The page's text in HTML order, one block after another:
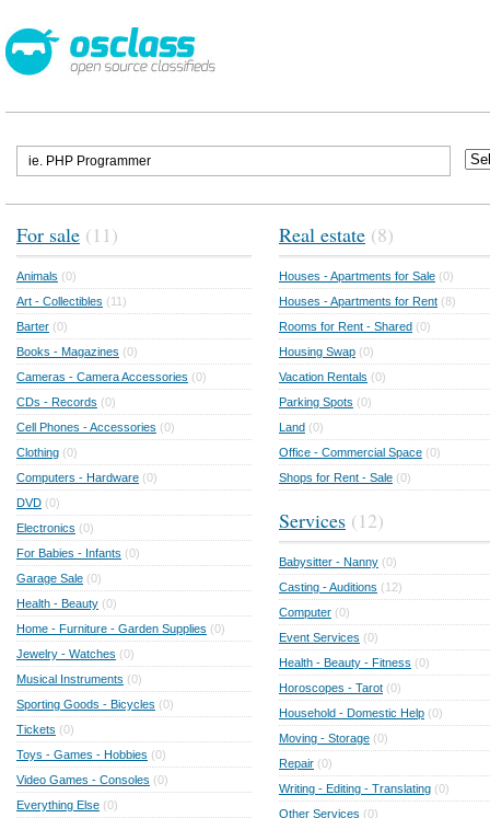
For sale (11)
Animals (0)
Art - Collectibles (11)
Barter (0)
Books - Magazines (0)
Cameras - Camera Accessories (0)
CDs - Records (0)
Cell Phones - Accessories (0)
Clothing (0)
Computers - Hardware (0)
DVD (0)
Electronics (0)
For Babies - Infants (0)
Garage Sale (0)
Health - Beauty (0)
Home - Furniture - Garden Supplies (0)
Jewelry - Watches (0)
Musical Instruments (0)
Sporting Goods - Bicycles (0)
Tickets (0)
Toys - Games - Hobbies (0)
Video Games - Consoles (0)
Everything Else (0)
Real estate (8)
Houses - Apartments for Sale (0)
Houses - Apartments for Rent (8)
Rooms for Rent - Shared (0)
Housing Swap (0)
Vacation Rentals (0)
Parking Spots (0)
Land (0)
Office - Commercial Space (0)
Shops for Rent - Sale (0)
Services (12)
Babysitter - Nanny (0)
Casting - Auditions (12)
Computer (0)
Event Services (0)
Health - Beauty - Fitness (0)
Horoscopes - Tarot (0)
Household - Domestic Help (0)
Moving - Storage (0)
Repair (0)
Writing - Editing - Translating (0)
Other Services (0)